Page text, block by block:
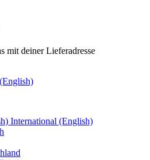
mit deiner Lieferadresse
International (English)